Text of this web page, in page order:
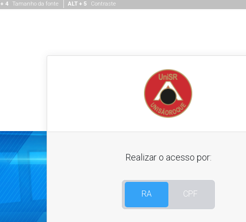
Realizar o acesso por:
RA CPF
4 Tamanho da fonte ALT + 5 Contraste